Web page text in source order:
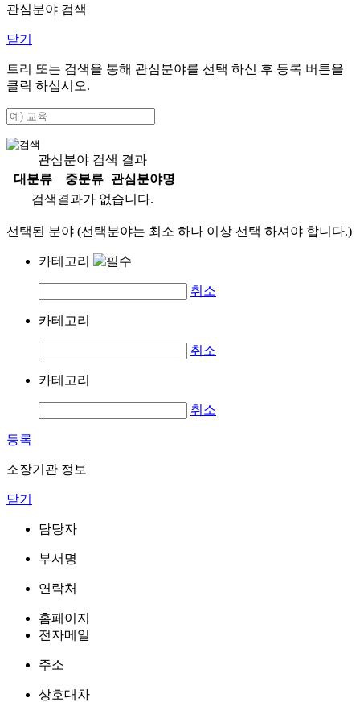
관심분야 검색
닫기
트리 또는 검색을 통해 관심분야를 선택 하신 후 등록 버튼을
클릭 하십시오.
관심분야 검색 결과
대분류
중분류
관심분야명
검색결과가 없습니다.
선택된 분야 (선택분야는 최소 하나 이상 선택 하셔야 합니다.)
카테고리
취소
카테고리
취소
카테고리
취소
등록
소장기관 정보
닫기
담당자
부서명
연락처
홈페이지
전자메일
주소
상호대차